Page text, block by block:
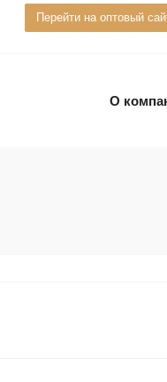
Перейти на оптовый
О